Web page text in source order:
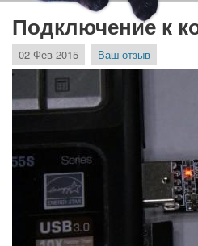
Подключение к
02 Фев 2015 Ваш отзыв